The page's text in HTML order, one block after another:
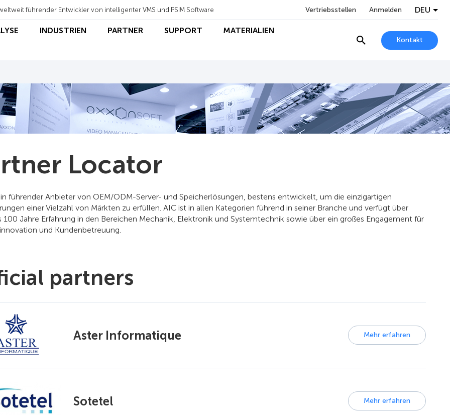
führender Entwickler von intelligenter VMS und PSIM Software Vertriebsstellen Anmelden DEU
INDUSTRIEN PARTNER SUPPORT MATERIALIEN
Kontakt
Locator
führender Anbieter von OEM/ODM-Server- und Speicherlösungen, bestens entwickelt, um die einzigartigen
einer Vielzahl von Märkten zu erfüllen. AIC ist in allen Kategorien führend in seiner Branche und verfügt über
100 Jahre Erfahrung in den Bereichen Mechanik, Elektronik und Systemtechnik sowie über ein großes Engagement für
und Kundenbetreuung.
partners
Aster Informatique Mehr erfahren
Sotetel Mehr erfahren